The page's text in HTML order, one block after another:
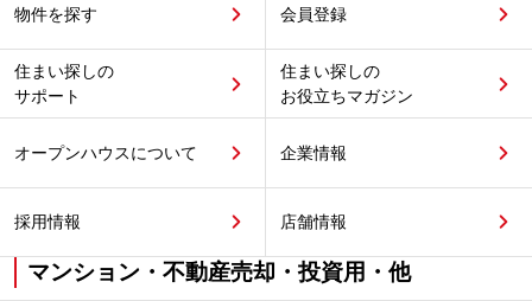
物件を探す 会員登録
住まい探しの
サポート
住まい探しの
お役立ちマガジン
オープンハウスについて 企業情報
採用情報 店舗情報
マンション・不動産売却・投資用・他